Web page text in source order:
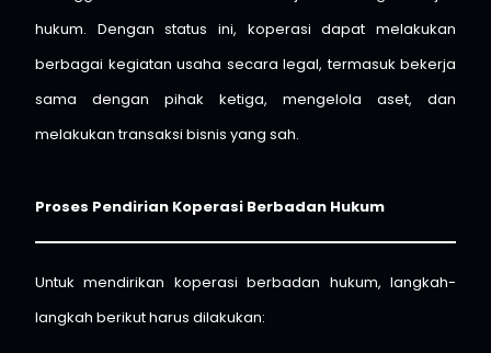
hukum. Dengan status ini, koperasi dapat melakukan
berbagai kegiatan usaha secara legal, termasuk bekerja
sama dengan pihak ketiga, mengelola aset, dan
melakukan transaksi bisnis yang sah.
Proses Pendirian Koperasi Berbadan Hukum
Untuk mendirikan koperasi berbadan hukum, langkah-
langkah berikut harus dilakukan: